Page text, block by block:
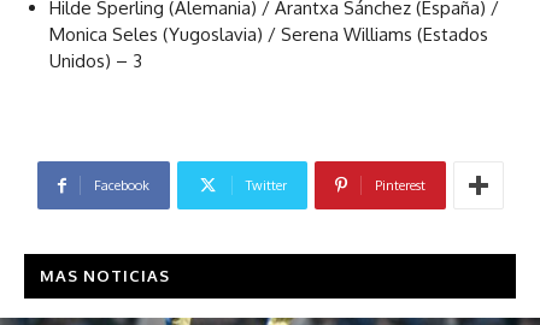
Hilde Sperling (Alemania) / Arantxa Sánchez (España) /
Monica Seles (Yugoslavia) / Serena Williams (Estados
Unidos) – 3
Facebook Twitter Pinterest
MAS NOTICIAS